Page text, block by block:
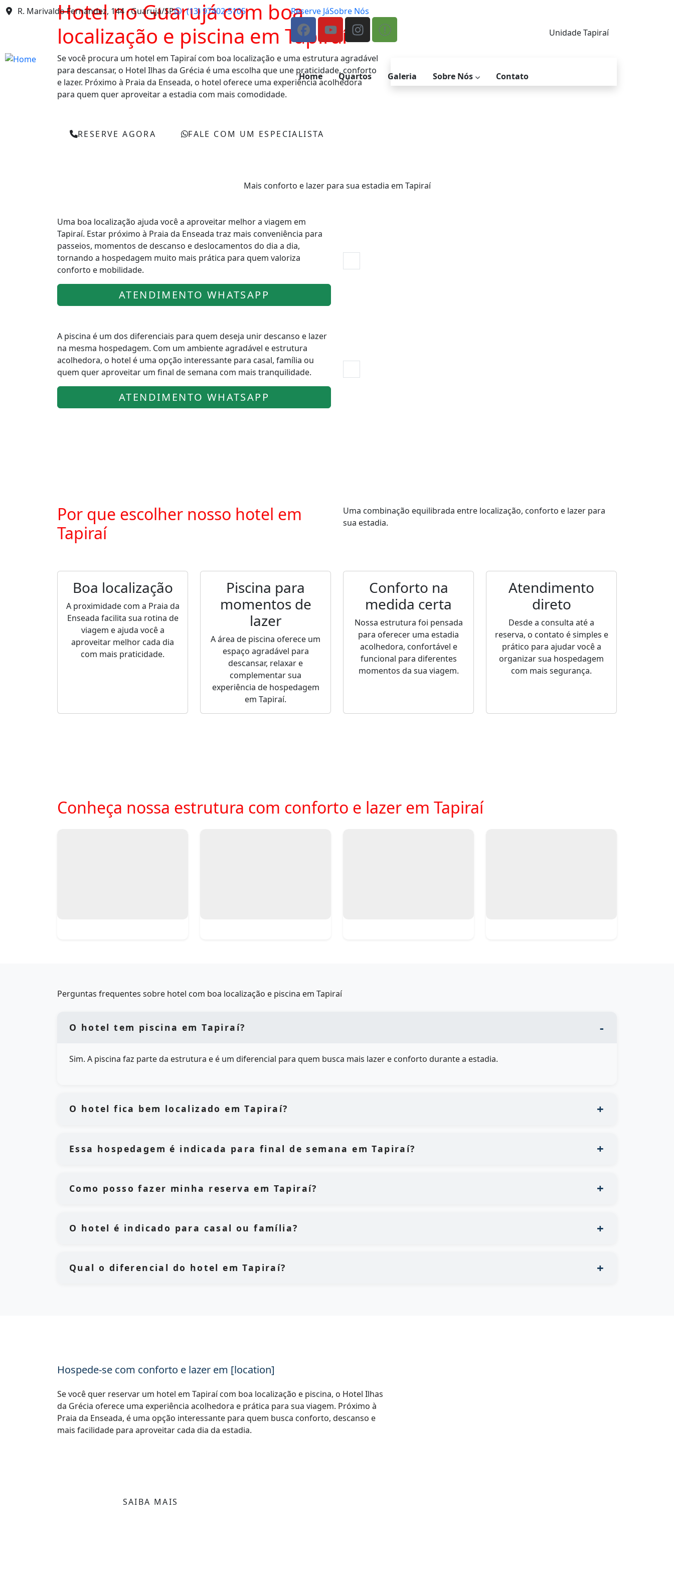
R. Marivaldo Fernandez, 144 - Guarujá/SP (13) 97402-5105 Reserve JáSobre Nós
Home Quartos Galeria Sobre Nós Contato
Unidade Tapiraí
Hotel no Guarujá com boa
localização e piscina em Tapiraí
Se você procura um hotel em Tapiraí com boa localização e uma estrutura agradável
para descansar, o Hotel Ilhas da Grécia é uma escolha que une praticidade, conforto
e lazer. Próximo à Praia da Enseada, o hotel oferece uma experiência acolhedora
para quem quer aproveitar a estadia com mais comodidade.
RESERVE AGORA FALE COM UM ESPECIALISTA
Mais conforto e lazer para sua estadia em Tapiraí
Uma boa localização ajuda você a aproveitar melhor a viagem em
Tapiraí. Estar próximo à Praia da Enseada traz mais conveniência para
passeios, momentos de descanso e deslocamentos do dia a dia,
tornando a hospedagem muito mais prática para quem valoriza
conforto e mobilidade.
ATENDIMENTO WHATSAPP
A piscina é um dos diferenciais para quem deseja unir descanso e lazer
na mesma hospedagem. Com um ambiente agradável e estrutura
acolhedora, o hotel é uma opção interessante para casal, família ou
quem quer aproveitar um final de semana com mais tranquilidade.
ATENDIMENTO WHATSAPP
Por que escolher nosso hotel em
Tapiraí
Uma combinação equilibrada entre localização, conforto e lazer para
sua estadia.
Boa localização
A proximidade com a Praia da
Enseada facilita sua rotina de
viagem e ajuda você a
aproveitar melhor cada dia
com mais praticidade.
Piscina para
momentos de
lazer
A área de piscina oferece um
espaço agradável para
descansar, relaxar e
complementar sua
experiência de hospedagem
em Tapiraí.
Conforto na
medida certa
Nossa estrutura foi pensada
para oferecer uma estadia
acolhedora, confortável e
funcional para diferentes
momentos da sua viagem.
Atendimento
direto
Desde a consulta até a
reserva, o contato é simples e
prático para ajudar você a
organizar sua hospedagem
com mais segurança.
Conheça nossa estrutura com conforto e lazer em Tapiraí
Perguntas frequentes sobre hotel com boa localização e piscina em Tapiraí
O hotel tem piscina em Tapiraí?
Sim. A piscina faz parte da estrutura e é um diferencial para quem busca mais lazer e conforto durante a estadia.
O hotel fica bem localizado em Tapiraí?
Essa hospedagem é indicada para final de semana em Tapiraí?
Como posso fazer minha reserva em Tapiraí?
O hotel é indicado para casal ou família?
Qual o diferencial do hotel em Tapiraí?
Hospede-se com conforto e lazer em [location]
Se você quer reservar um hotel em Tapiraí com boa localização e piscina, o Hotel Ilhas
da Grécia oferece uma experiência acolhedora e prática para sua viagem. Próximo à
Praia da Enseada, é uma opção interessante para quem busca conforto, descanso e
mais facilidade para aproveitar cada dia da estadia.
SAIBA MAIS